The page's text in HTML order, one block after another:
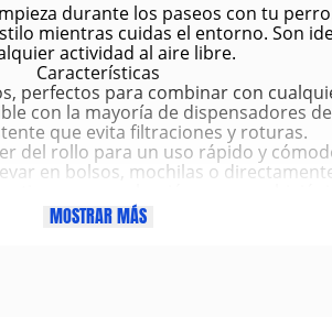
durante los paseos con tu
mientras cuidas el entorno. Son
actividad al aire libre.
Características
perfectos para combinar con
con la mayoría de dispensadores
que evita filtraciones y roturas.
del rollo para un uso rápido y
en bolsos, mochilas o
Beneficios
los desechos sin contacto directo.
MOSTRAR MÁS